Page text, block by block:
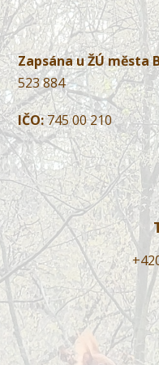
Zapsána u ŽÚ města
523 884
IČO:745 00 210